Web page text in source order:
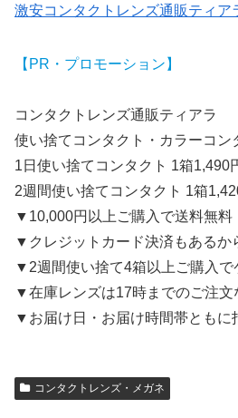
激安コンタクトレンズ通販ティア
【PR・プロモーション】
コンタクトレンズ通販ティアラ
使い捨てコンタクト・カラーコン
1日使い捨てコンタクト 1箱1,490
2週間使い捨てコンタクト 1箱
▼10,000円以上ご購入で送料無料
▼クレジットカード決済もあるか
▼2週間使い捨て4箱以上ご購入で
▼在庫レンズは17時までのご注文
▼お届け日・お届け時間帯ともに
コンタクトレンズ・メガネ